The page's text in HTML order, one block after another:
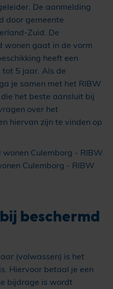
Culemborg - RIBW
De aanmelding
door gemeente
Zuid. De
wonen gaat in de vorm
heeft een
5 jaar. Als de
je samen met het RIBW
het beste aansluit bij
over het
hiervan zijn te vinden op
beschermd
(volwassen) is het
Hiervoor betaal je een
bijdrage is wordt